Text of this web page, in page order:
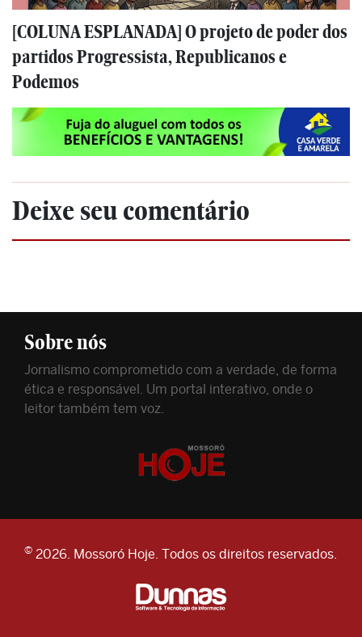
[COLUNA ESPLANADA] O projeto de poder dos
partidos Progressista, Republicanos e
Podemos
Deixe seu comentário
Sobre nós
Jornalismo comprometido com a verdade, de forma
ética e responsável. Um portal interativo, onde o
leitor também tem voz.
© 2026. Mossoró Hoje. Todos os direitos reservados.